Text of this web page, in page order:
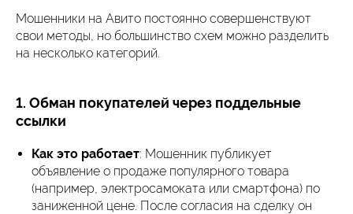
Мошенники на Авито постоянно совершенствуют
свои методы, но большинство схем можно разделить
на несколько категорий.
1. Обман покупателей через поддельные
ссылки
Как это работает: Мошенник публикует
объявление о продаже популярного товара
(например, электросамоката или смартфона) по
заниженной цене. После согласия на сделку он